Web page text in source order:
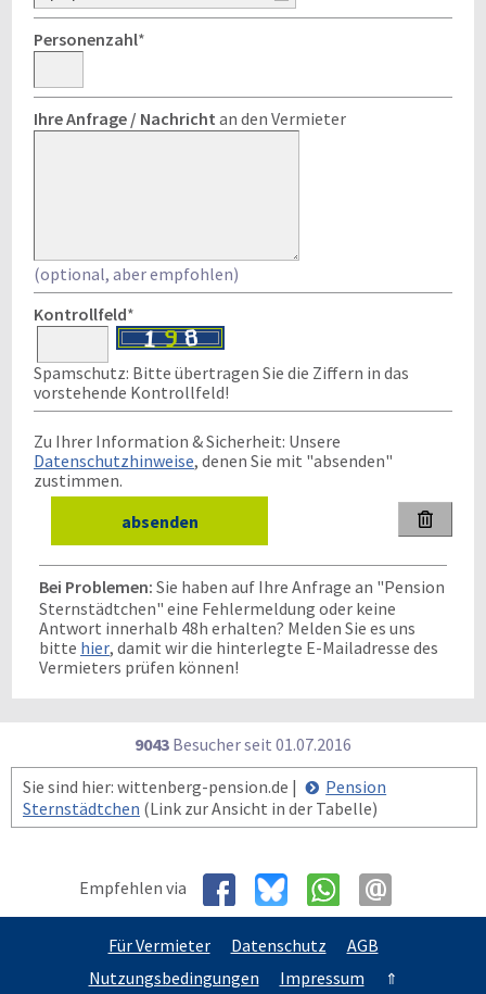
Personenzahl*
Ihre Anfrage / Nachricht an den Vermieter
(optional, aber empfohlen)
Kontrollfeld*
Spamschutz: Bitte übertragen Sie die Ziffern in das
vorstehende Kontrollfeld!
Zu Ihrer Information & Sicherheit: Unsere
Datenschutzhinweise, denen Sie mit "absenden"
zustimmen.

Bei Problemen: Sie haben auf Ihre Anfrage an "Pension
Sternstädtchen" eine Fehlermeldung oder keine
Antwort innerhalb 48h erhalten? Melden Sie es uns
bitte hier, damit wir die hinterlegte E-Mailadresse des
Vermieters prüfen können!
9043 Besucher seit 01.07.2016
Sie sind hier: wittenberg-pension.de |
Pension
Sternstädtchen (Link zur Ansicht in der Tabelle)
Empfehlen via
Für Vermieter Datenschutz
AGB
Nutzungsbedingungen
Impressum ⇑